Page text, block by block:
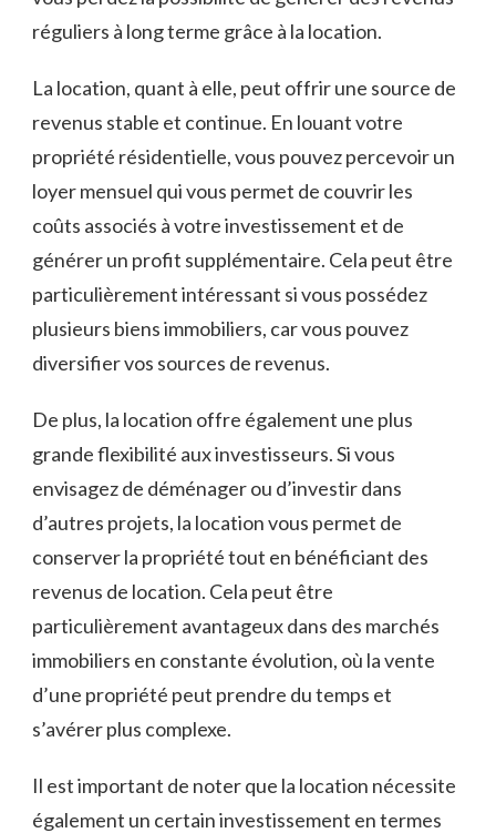
réguliers à ‍long terme grâce à la location.
La location, quant à elle, peut offrir une ‌source de
revenus⁣ stable et continue. En louant votre
propriété résidentielle, vous pouvez percevoir un
loyer ​mensuel qui vous permet de couvrir les⁤
coûts associés à‌ votre investissement et de
générer un profit supplémentaire. Cela peut être
‍particulièrement intéressant si vous possédez
plusieurs ​biens immobiliers, car vous pouvez
diversifier vos sources ⁣de revenus.
De plus, la location offre ​également une plus
grande flexibilité aux investisseurs. Si vous
envisagez​ de ​déménager‌ ou d’investir dans
d’autres projets, la⁣ location vous permet de
conserver la propriété‌ tout en bénéficiant des
revenus de location. Cela peut être⁢
particulièrement avantageux dans‌ des marchés
immobiliers en constante évolution, où la vente
d’une propriété peut prendre du temps et
s’avérer plus complexe.
Il est important‍ de noter que la ​location nécessite
également un certain investissement en termes